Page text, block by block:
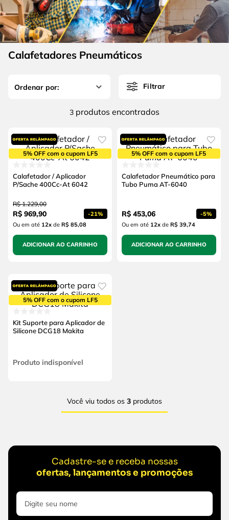
Calafetadores Pneumáticos
Filtrar
3 produtos
5% OFF com o cupom LF5
Calafetador / Aplicador
P/Sache 400Cc-At 6042
R$ 1.229,00
R$ 969,90 -21%
Ou em até 12xde R$ 85,08
ADICIONAR AO CARRINHO
5% OFF com o cupom LF5
Calafetador Pneumático para
Tubo Puma AT-6040
R$ 453,06 -5%
Ou em até 12xde R$ 39,74
ADICIONAR AO CARRINHO
5% OFF com o cupom LF5
Kit Suporte para Aplicador de
Silicone DCG18 Makita
Produto indisponível
Você viu todos os 3 produtos
Cadastre-se e receba nossas
ofertas, lançamentos e promoções
6 º serra copo
7º luva
8º fio
10º chave impacto
escada
5 º serra circular
6º serra copo